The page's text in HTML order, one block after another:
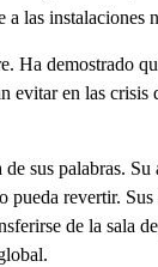
a las instalaciones
Ha demostrado
en las crisis
sus palabras.
revertir. Sus
de la sala